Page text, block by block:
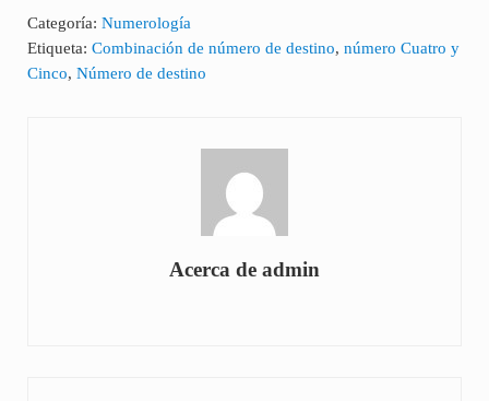
Categoría: Numerología
Etiqueta: Combinación de número de destino, número Cuatro y
Cinco, Número de destino
Acerca de admin